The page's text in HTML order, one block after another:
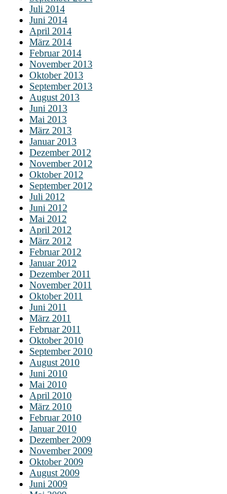
Juli 2014
Juni 2014
April 2014
März 2014
Februar 2014
November 2013
Oktober 2013
September 2013
August 2013
Juni 2013
Mai 2013
März 2013
Januar 2013
Dezember 2012
November 2012
Oktober 2012
September 2012
Juli 2012
Juni 2012
Mai 2012
April 2012
März 2012
Februar 2012
Januar 2012
Dezember 2011
November 2011
Oktober 2011
Juni 2011
März 2011
Februar 2011
Oktober 2010
September 2010
August 2010
Juni 2010
Mai 2010
April 2010
März 2010
Februar 2010
Januar 2010
Dezember 2009
November 2009
Oktober 2009
August 2009
Juni 2009